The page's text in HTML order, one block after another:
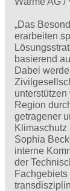
„Das
erarbeiten
basierend
Dabei
Region
getragener
Klimaschutz
Sophia
interne
der